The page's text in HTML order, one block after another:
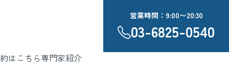
はこちら専門家紹介
営業時間：9:00〜20:30
03-6825-0540